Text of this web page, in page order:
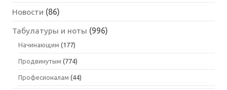
Новости (86)
Табулатуры и ноты (996)
Начинающим (177)
Продвинутым (774)
Професионалам (44)